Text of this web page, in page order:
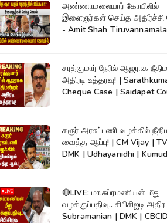
அண்ணாமலையார் கோயிலில்
இளைஞர்கள் செய்த அதிர்ச்சி
- Amit Shah
சரத்குமார் நேரில் ஆஜராக
அதிரடி உத்தரவு! |
Cheque Case | Saidapet
கரூர் அரசுப்பணி வழக்கில்
வைத்த ஆப்பு! | CM Vijay |
DMK | Udhayanidhi |
🔴LIVE: மா.சுப்ரமணியன் மீது
வழக்குப்பதிவு.. சிபிசிஐடி
Subramanian | DMK |